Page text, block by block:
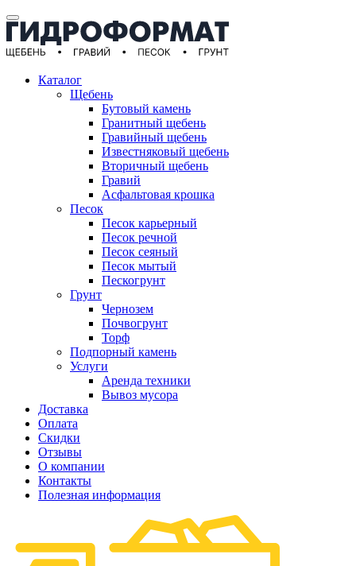
Каталог
Щебень
Бутовый камень
Гранитный щебень
Гравийный щебень
Известняковый щебень
Вторичный щебень
Гравий
Асфальтовая крошка
Песок
Песок карьерный
Песок речной
Песок сеяный
Песок мытый
Пескогрунт
Грунт
Чернозем
Почвогрунт
Торф
Подпорный камень
Услуги
Аренда техники
Вывоз мусора
Доставка
Оплата
Скидки
Отзывы
О компании
Контакты
Полезная информация